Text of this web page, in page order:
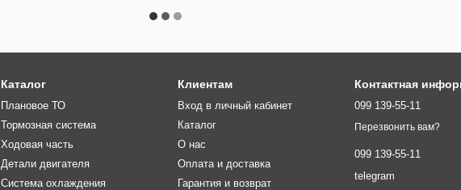
Каталог
Плановое ТО
Тормозная система
Ходовая часть
Детали двигателя
Система охлаждения
Клиентам
Вход в личный кабинет
Каталог
О нас
Оплата и доставка
Гарантия и возврат
Контактная
099 139-55-11
Перезвонить вам?
099 139-55-11
telegram